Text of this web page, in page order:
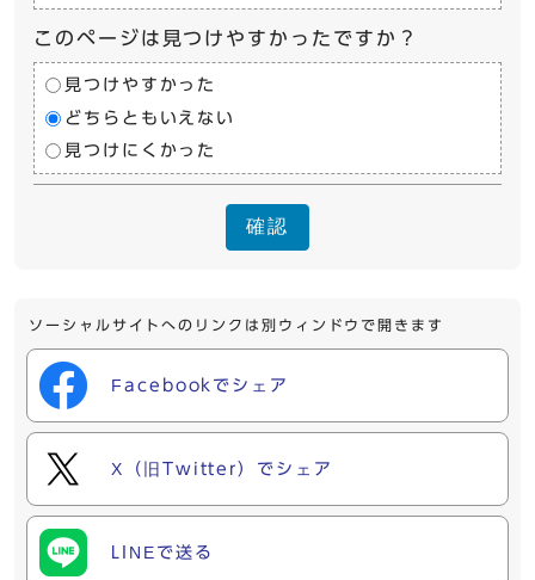
このページは見つけやすかったですか？
見つけやすかった
どちらともいえない
見つけにくかった
確認
ソーシャルサイトへのリンクは別ウィンドウで開きます
Facebookでシェア
X（旧Twitter）でシェア
LINEで送る